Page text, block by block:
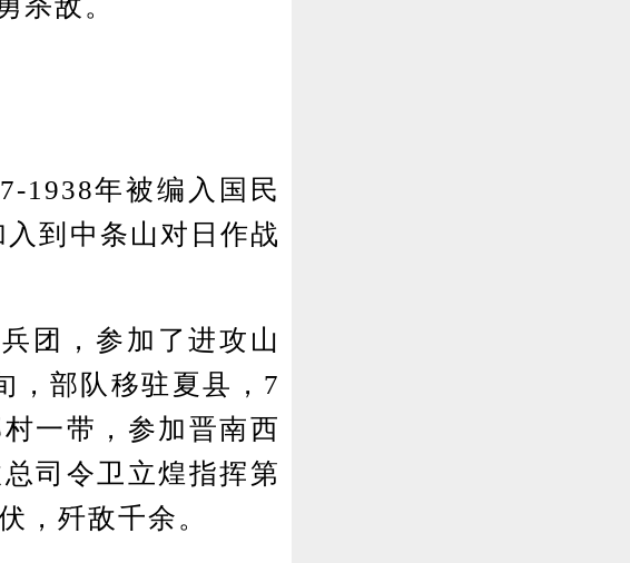
杀敌。
年被编入国民
到中条山对日作战
团，参加了进攻山
，部队移驻夏县，7
一带，参加晋南西
司令卫立煌指挥第
，歼敌千余。